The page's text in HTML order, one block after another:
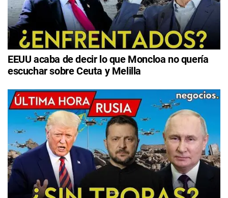
EEUU acaba de decir lo que Moncloa no quería
escuchar sobre Ceuta y Melilla